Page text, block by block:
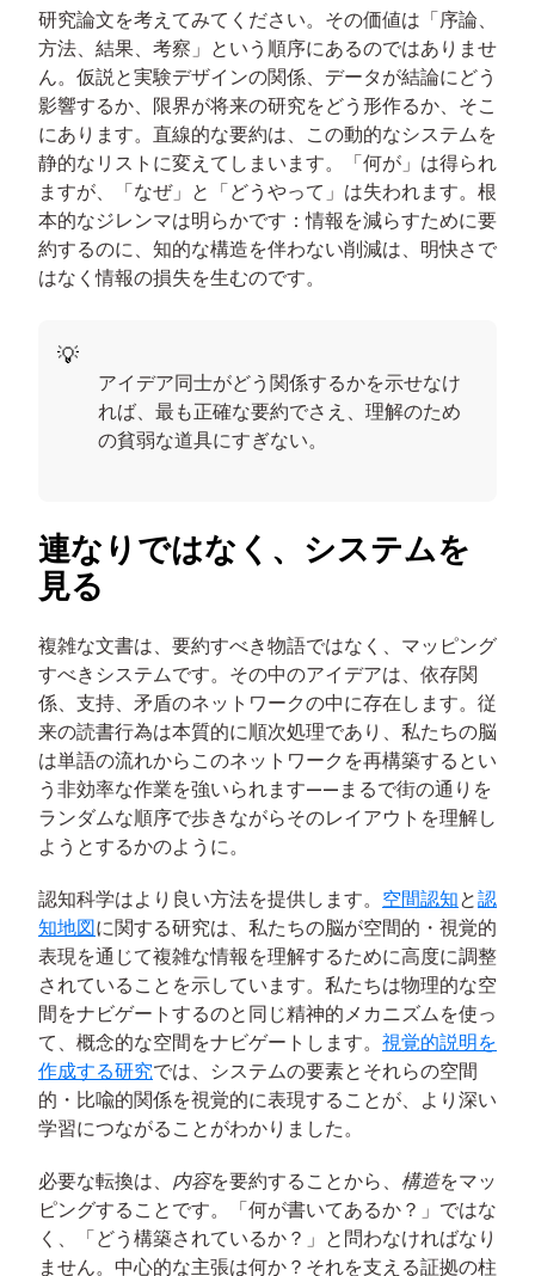
研究論文を考えてみてください。その価値は「序論、
方法、結果、考察」という順序にあるのではありませ
ん。仮説と実験デザインの関係、データが結論にどう
影響するか、限界が将来の研究をどう形作るか、そこ
にあります。直線的な要約は、この動的なシステムを
静的なリストに変えてしまいます。「何が」は得られ
ますが、「なぜ」と「どうやって」は失われます。根
本的なジレンマは明らかです：情報を減らすために要
約するのに、知的な構造を伴わない削減は、明快さで
はなく情報の損失を生むのです。
アイデア同士がどう関係するかを示せなけ
れば、最も正確な要約でさえ、理解のため
の貧弱な道具にすぎない。
連なりではなく、システムを
見る
複雑な文書は、要約すべき物語ではなく、マッピング
すべきシステムです。その中のアイデアは、依存関
係、支持、矛盾のネットワークの中に存在します。従
来の読書行為は本質的に順次処理であり、私たちの脳
は単語の流れからこのネットワークを再構築するとい
う非効率な作業を強いられます——まるで街の通りを
ランダムな順序で歩きながらそのレイアウトを理解し
ようとするかのように。
認知科学はより良い方法を提供します。 空間認知と認
知地図に関する研究は、私たちの脳が空間的・視覚的
表現を通じて複雑な情報を理解するために高度に調整
されていることを示しています。私たちは物理的な空
間をナビゲートするのと同じ精神的メカニズムを使っ
て、概念的な空間をナビゲートします。 視覚的説明を
作成する研究では、システムの要素とそれらの空間
的・比喩的関係を視覚的に表現することが、より深い
学習につながることがわかりました。
必要な転換は、 内容を要約することから、 構造をマッ
ピングすることです。「何が書いてあるか？」ではな
く、「どう構築されているか？」と問わなければなり
ません。中心的な主張は何か？それを支える証拠の柱